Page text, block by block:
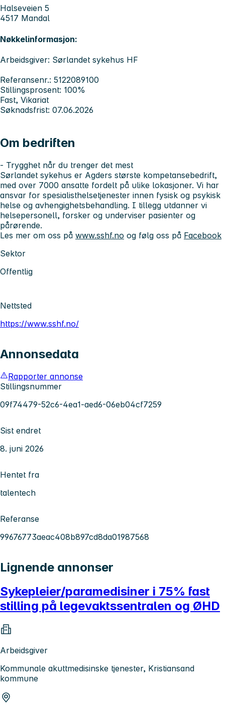
Halseveien 5
4517 Mandal
Nøkkelinformasjon:
Arbeidsgiver: Sørlandet sykehus HF
Referansenr.: 5122089100
Stillingsprosent: 100%
Fast, Vikariat
Søknadsfrist: 07.06.2026
Om bedriften
- Trygghet når du trenger det mest
Sørlandet sykehus er Agders største kompetansebedrift,
med over 7000 ansatte fordelt på ulike lokasjoner. Vi har
ansvar for spesialisthelsetjenester innen fysisk og psykisk
helse og avhengighetsbehandling. I tillegg utdanner vi
helsepersonell, forsker og underviser pasienter og
pårørende.
Les mer om oss på www.sshf.no og følg oss på Facebook
Sektor
Offentlig
Nettsted
https://www.sshf.no/
Annonsedata
Rapporter annonse
Stillingsnummer
09f74479-52c6-4ea1-aed6-06eb04cf7259
Sist endret
8. juni 2026
Hentet fra
talentech
Referanse
99676773aeac408b897cd8da01987568
Lignende annonser
Sykepleier/paramedisiner i 75% fast
stilling på legevaktssentralen og ØHD
Arbeidsgiver
Kommunale akuttmedisinske tjenester, Kristiansand
kommune